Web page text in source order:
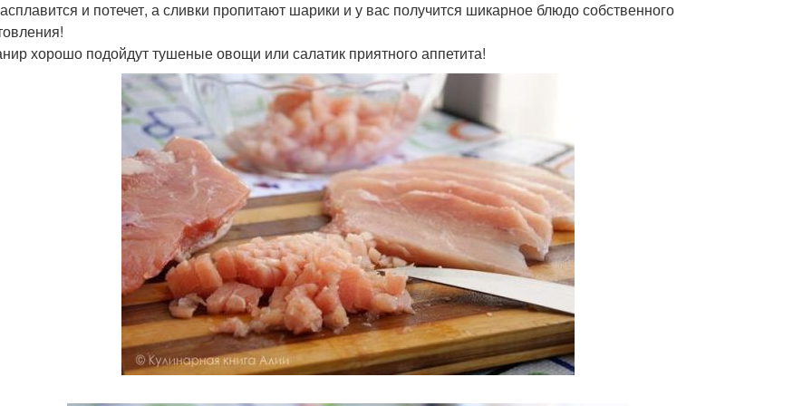
и потечет, а сливки пропитают шарики и у вас получится шикарное блюдо собственного
хорошо подойдут тушеные овощи или салатик приятного аппетита!